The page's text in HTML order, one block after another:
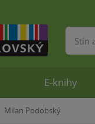
Milan Podobský
E-knihy